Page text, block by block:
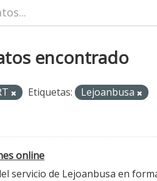
encontrado
Etiquetas:
Lejoanbusa
online
servicio de Lejoanbusa en